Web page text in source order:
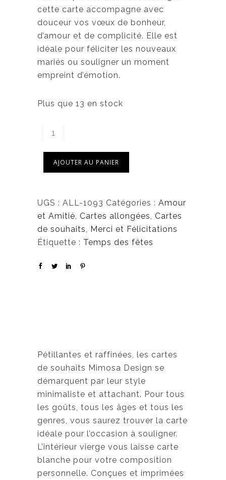
cette carte accompagne avec
douceur vos vœux de bonheur,
d’amour et de complicité. Elle est
idéale pour féliciter les nouveaux
mariés ou souligner un moment
empreint d’émotion.
Plus que 13 en stock
AJOUTER AU PANIER
UGS : ALL-1093 Catégories : Amour
et Amitié, Cartes allongées, Cartes
de souhaits, Merci et Félicitations
Étiquette : Temps des fêtes
Pétillantes et raffinées, les cartes
de souhaits Mimosa Design se
démarquent par leur style
minimaliste et attachant. Pour tous
les goûts, tous les âges et tous les
genres, vous saurez trouver la carte
idéale pour l’occasion à souligner.
L’intérieur vierge vous laisse carte
blanche pour votre composition
personnelle. Conçues et imprimées